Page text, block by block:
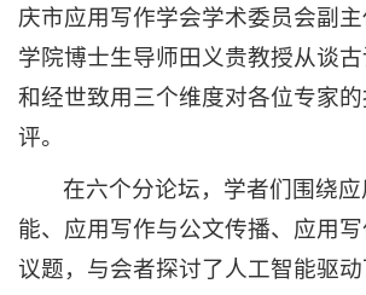
庆市应用写作学会学术委员会副
学院博士生导师田义贵教授从谈
和经世致用三个维度对各位专家
评。
在六个分论坛，学者们围绕
能、应用写作与公文传播、应用
议题，与会者探讨了人工智能驱